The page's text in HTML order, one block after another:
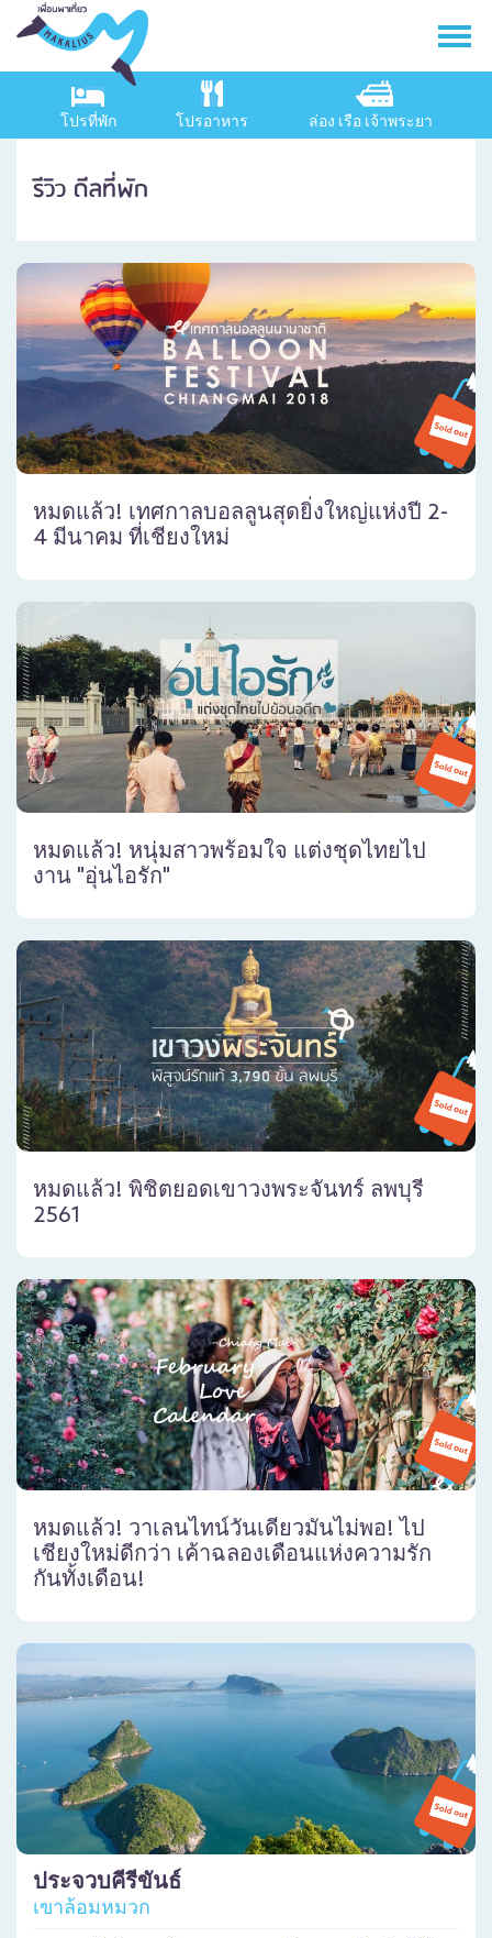
โปรที่พัก โปรอาหาร ล่อง เรือ เจ้าพระยา
รีวิว ดีลที่พัก
หมดแล้ว! เทศกาลบอลลูนสุดยิ่งใหญ่แห่งปี 2-
4 มีนาคม ที่เชียงใหม่
หมดแล้ว! หนุ่มสาวพร้อมใจ แต่งชุดไทยไป
งาน "อุ่นไอรัก"
หมดแล้ว! พิชิตยอดเขาวงพระจันทร์ ลพบุรี
2561
หมดแล้ว! วาเลนไทน์วันเดียวมันไม่พอ! ไป
เชียงใหม่ดีกว่า เค้าฉลองเดือนแห่งความรัก
กันทั้งเดือน!
ประจวบคีรีขันธ์
เขาล้อมหมวก